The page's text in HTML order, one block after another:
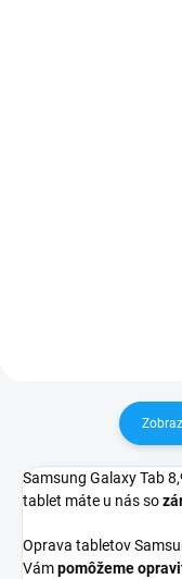
Samsung Galaxy Tab
tablet máte u nás so
Oprava tabletov
Vámpomôžeme